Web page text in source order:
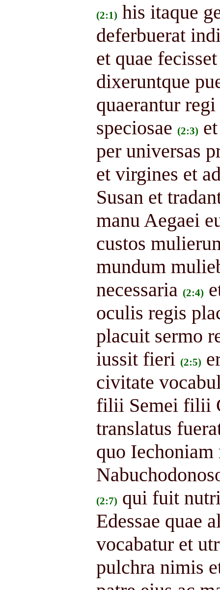
(2:1) his itaque
deferbuerat
et quae
dixeruntque
quaerantur
speciosae (2:3)
per universas
et virgines et
Susan et
manu Aegaei
custos
mundum
necessaria (2:4)
oculis regis
placuit sermo
iussit fieri (2:5)
civitate
filii Semei filii
translatus
quo Iechoniam
(2:7) qui fuit
Edessae quae
vocabatur et
pulchra nimis